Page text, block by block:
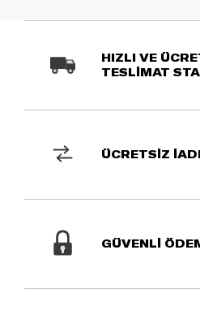
HIZLI VE
TESLİMAT
ÜCRETSİZ
GÜVENLİ